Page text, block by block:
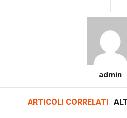
admin
ARTICOLI CORRELATI